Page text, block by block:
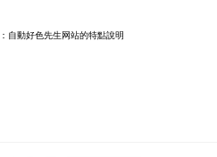
自動好色先生网站的特點說明